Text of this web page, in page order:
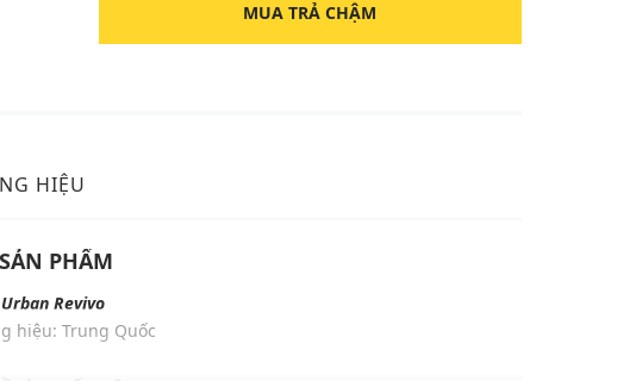
MUA TRẢ CHẬM
HIỆU
PHẨM
Urban Revivo
hiệu: Trung Quốc